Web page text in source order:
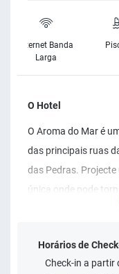
Internet Banda
Larga
O Hotel
O Aroma do Mar é
das principais ruas
das Pedras.
única onde pode
realidade. Seu
diferencia de
delicadamente
Horários de
Check-in a partir